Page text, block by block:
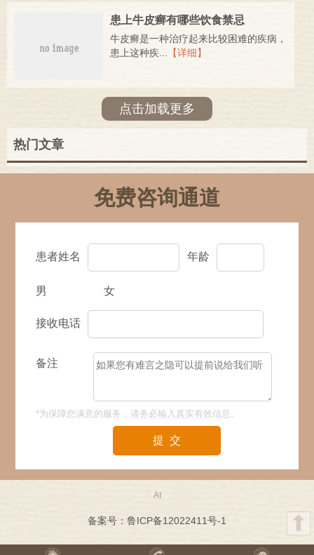
患上牛皮癣有哪些饮食禁忌
牛皮癣是一种治疗起来比较困难的疾病，
患上这种疾...
【详细】
点击加载更多
热门文章
免费咨询通道
患者姓名 年龄
男 女
接收电话
备注
*为保障您满意的服务，请务必输入真实有效信息。
提 交
AI
备案号：鲁ICP备12022411号-1